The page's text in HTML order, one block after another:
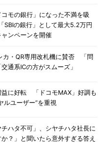
モの銀行」になった不満を吸
の銀行」として最大5.2万円
ンペーンを開催
カ・QR専用改札機に賛否 「問
通系ICの方がスムーズ」
益に好転 「ドコモMAX」好調も
ルユーザー”を重視
ハタ不可」、シヤチハタ社長に
か？」と聞いたら意外すぎる答え